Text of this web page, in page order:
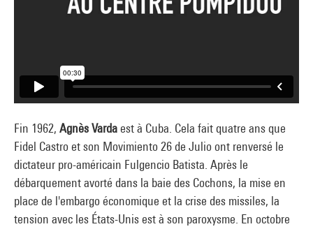
Fin 1962, Agnès Vardaest à Cuba. Cela fait quatre ans que
Fidel Castro et son Movimiento 26 de Julio ont renversé le
dictateur pro-américain Fulgencio Batista. Après le
débarquement avorté dans la baie des Cochons, la mise en
place de l'embargo économique et la crise des missiles, la
tension avec les États-Unis est à son paroxysme. En octobre